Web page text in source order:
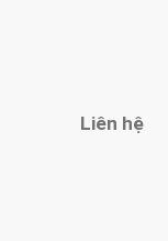
Liên hệ